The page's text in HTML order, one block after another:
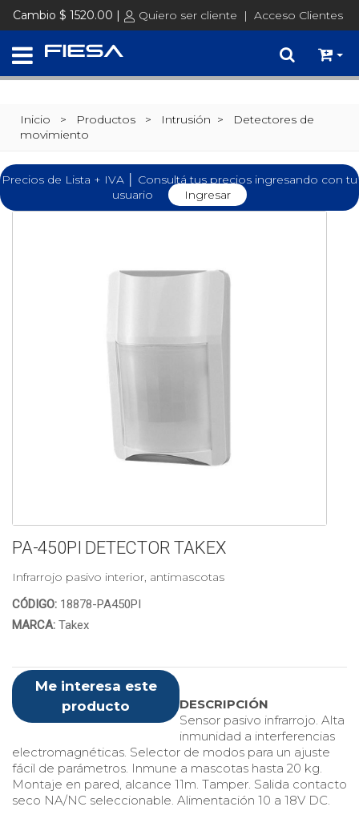
Cambio $ 1520.00 | Quiero ser cliente | Acceso Clientes
Inicio > Productos > Intrusión >
Detectores de
movimiento
Precios de Lista + IVA │ Consultá tus precios ingresando con tu
usuario
Ingresar
PA-450PI DETECTOR TAKEX
Infrarrojo pasivo interior, antimascotas
CÓDIGO: 18878-PA450PI
MARCA: Takex
Me interesa este
producto
DESCRIPCIÓN
Sensor pasivo infrarrojo. Alta
inmunidad a interferencias
electromagnéticas. Selector de modos para un ajuste
fácil de parámetros. Inmune a mascotas hasta 20 kg.
Montaje en pared, alcance 11m. Tamper. Salida contacto
seco NA/NC seleccionable. Alimentación 10 a 18V DC.